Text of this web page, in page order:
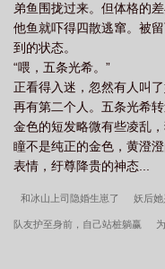
弟鱼围拢过来。但体格的
他鱼就吓得四散逃窜。被
到的状态。
“喂，五条光希。”
正看得入迷，忽然有人叫
再有第二个人。五条光希
金色的短发略微有些凌乱
瞳不是纯正的金色，黄澄
表情，纡尊降贵的神态...
和冰山上司隐婚生崽了 妖后
队友护至身前，自己站桩躺赢